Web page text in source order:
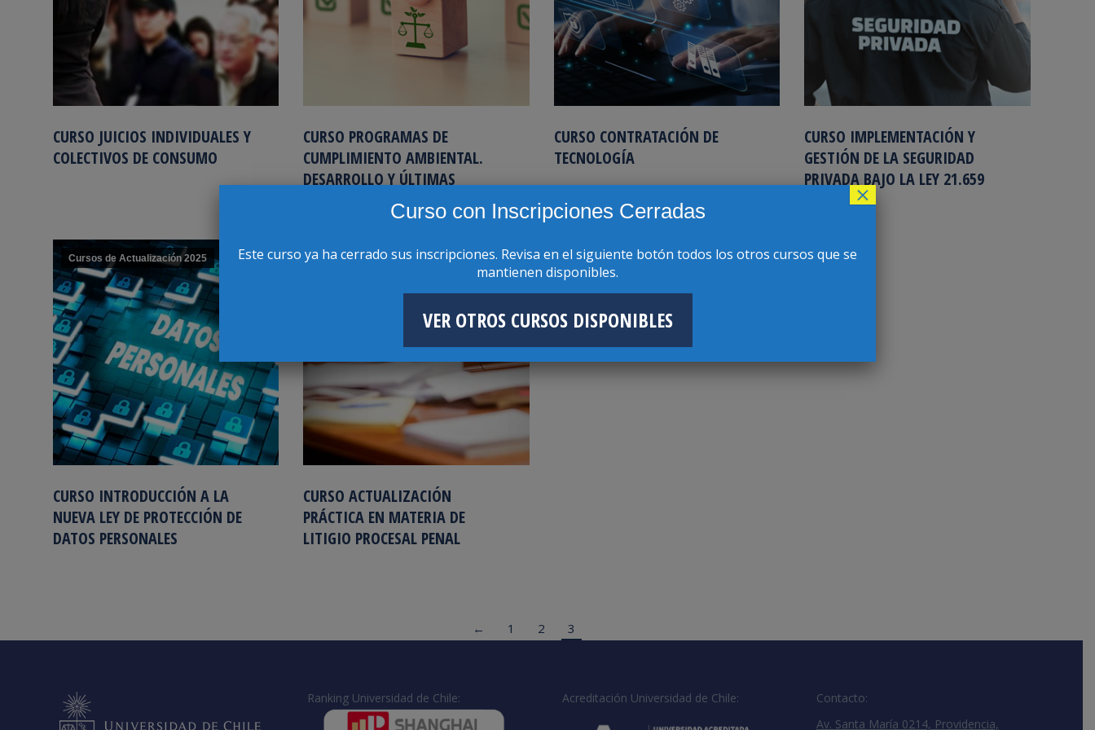
CURSO JUICIOS INDIVIDUALES Y
COLECTIVOS DE CONSUMO
CURSO PROGRAMAS DE
CUMPLIMIENTO AMBIENTAL.
DESARROLLO Y ÚLTIMAS
CURSO CONTRATACIÓN DE
TECNOLOGÍA
CURSO IMPLEMENTACIÓN Y
GESTIÓN DE LA SEGURIDAD
PRIVADA BAJO LA LEY 21.659
ENE
Cursos de Actualización 2025
CURSO INTRODUCCIÓN A LA
NUEVA LEY DE PROTECCIÓN DE
DATOS PERSONALES
ENE
8
Cursos de Actualización 2025
CURSO ACTUALIZACIÓN
PRÁCTICA EN MATERIA DE
LITIGIO PROCESAL PENAL
← 1 2 3
Ranking Universidad de Chile: Acreditación Universidad de Chile:
Contacto:
Av. Santa María 0214, Providencia,
Curso con Inscripciones Cerradas
Este curso ya ha cerrado sus inscripciones. Revisa en el siguiente botón todos los otros cursos que se
mantienen disponibles.
VER OTROS CURSOS DISPONIBLES
×